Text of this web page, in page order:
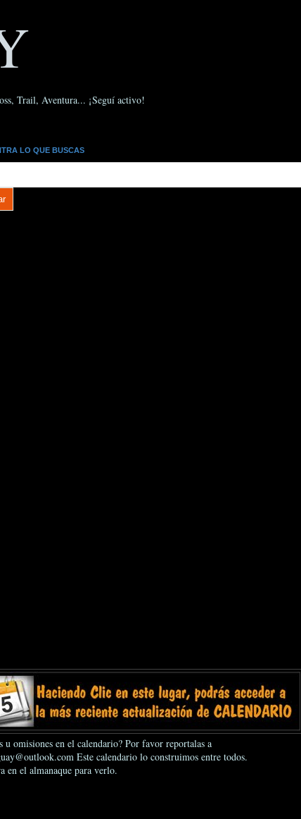
Trail, Aventura... ¡Seguí activo!
LO QUE BUSCAS
u omisiones en el calendario? Por favor reportalas a
Este calendario lo construimos entre todos.
en el almanaque para verlo.